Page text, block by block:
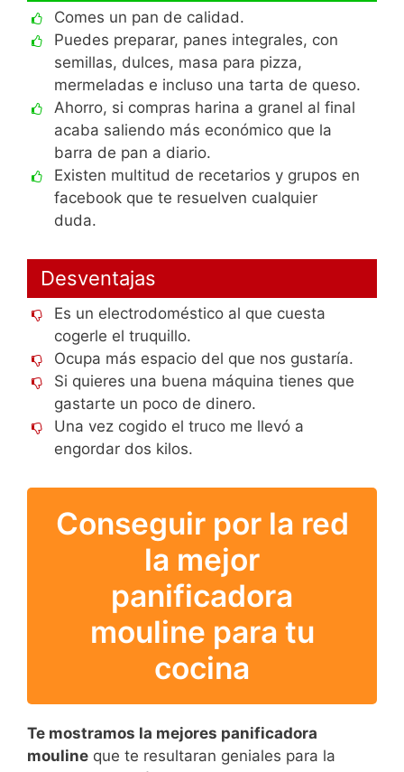
Comes un pan de calidad.
Puedes preparar, panes integrales, con
semillas, dulces, masa para pizza,
mermeladas e incluso una tarta de queso.
Ahorro, si compras harina a granel al final
acaba saliendo más económico que la
barra de pan a diario.
Existen multitud de recetarios y grupos en
facebook que te resuelven cualquier
duda.
Desventajas
Es un electrodoméstico al que cuesta
cogerle el truquillo.
Ocupa más espacio del que nos gustaría.
Si quieres una buena máquina tienes que
gastarte un poco de dinero.
Una vez cogido el truco me llevó a
engordar dos kilos.
Conseguir por la red
la mejor
panificadora
mouline para tu
cocina
Te mostramos la mejores panificadora
mouline que te resultaran geniales para la